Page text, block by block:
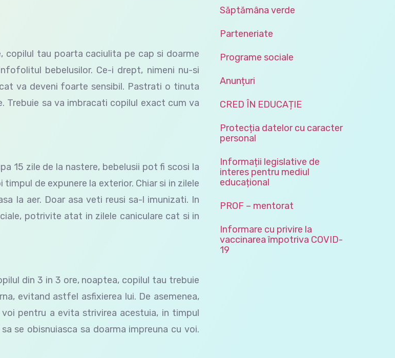
copilul tau poarta caciulita pe cap si doarme
bebelusilor. Ce-i drept, nimeni nu-si
va deveni foarte sensibil. Pastrati o tinuta
Trebuie sa va imbracati copilul exact cum va
15 zile de la nastere, bebelusii pot fi scosi la
de expunere la exterior. Chiar si in zilele
la aer. Doar asa veti reusi sa-l imunizati. In
potrivite atat in zilele caniculare cat si in
din 3 in 3 ore, noaptea, copilul tau trebuie
evitand astfel asfixierea lui. De asemenea,
pentru a evita strivirea acestuia, in timpul
se obisnuiasca sa doarma impreuna cu voi.
Săptămâna verde
Parteneriate
Programe sociale
Anunțuri
CRED ÎN EDUCAȚIE
Protecția datelor cu caracter
personal
Informații legislative de
interes pentru mediul
educațional
PROF – mentorat
Informare cu privire la
vaccinarea împotriva COVID-
19